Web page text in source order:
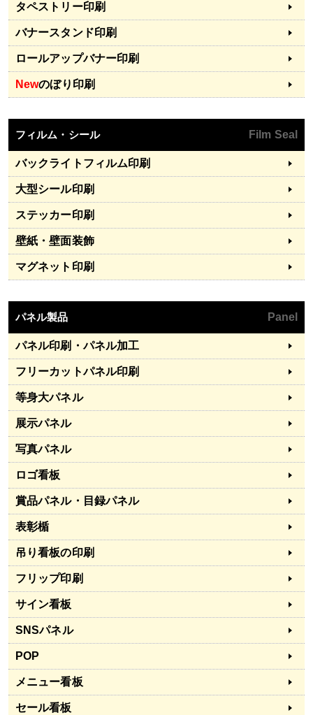
タペストリー印刷
バナースタンド印刷
ロールアップバナー印刷
Newのぼり印刷
フィルム・シール Film Seal
バックライトフィルム印刷
大型シール印刷
ステッカー印刷
壁紙・壁面装飾
マグネット印刷
パネル製品 Panel
パネル印刷・パネル加工
フリーカットパネル印刷
等身大パネル
展示パネル
写真パネル
ロゴ看板
賞品パネル・目録パネル
表彰楯
吊り看板の印刷
フリップ印刷
サイン看板
SNSパネル
POP
メニュー看板
セール看板